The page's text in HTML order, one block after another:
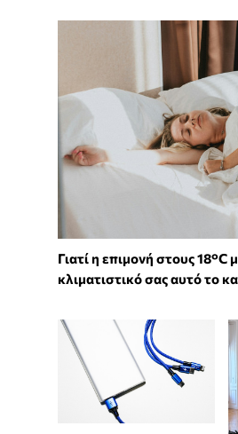
Γιατί η επιμονή στους 18°C
κλιματιστικό σας αυτό το